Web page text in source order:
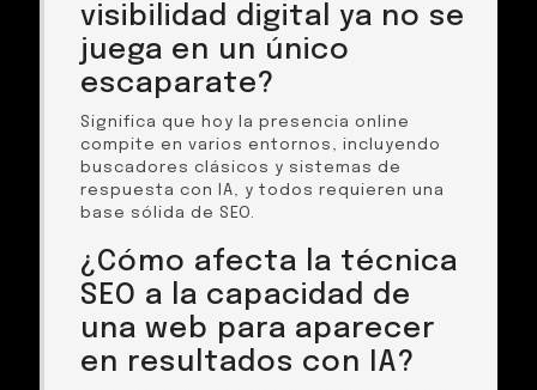
visibilidad digital ya no se
juega en un único
escaparate?
Significa que hoy la presencia online
compite en varios entornos, incluyendo
buscadores clásicos y sistemas de
respuesta con IA, y todos requieren una
base sólida de SEO.
¿Cómo afecta la técnica
SEO a la capacidad de
una web para aparecer
en resultados con IA?